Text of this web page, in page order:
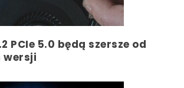
PCIe 5.0 będą szersze od
wersji